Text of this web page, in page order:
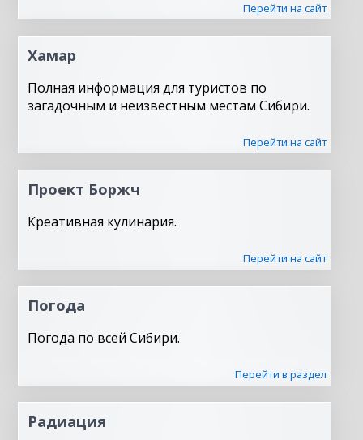
Перейти на сайт
Хамар
Полная информация для туристов по
загадочным и неизвестным местам Сибири.
Перейти на сайт
Проект Боржч
Креативная кулинария.
Перейти на сайт
Погода
Погода по всей Сибири.
Перейти в раздел
Радиация